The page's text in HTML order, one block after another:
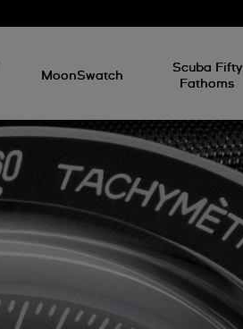
MoonSwatch
Scuba Fifty
Fathoms